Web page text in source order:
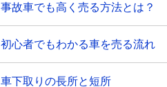
事故車でも高く売る方法とは？
初心者でもわかる車を売る流れ
車下取りの長所と短所